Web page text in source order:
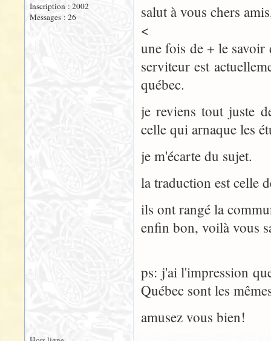
Inscription : 2002
Messages : 26
salut à vous chers
<
une fois de + le savoir
serviteur est
québec.
je reviens tout juste
celle qui arnaque les
je m'écarte du sujet.
la traduction est celle
ils ont rangé la
enfin bon, voilà vous
ps: j'ai l'impression
Québec sont les
amusez vous bien!